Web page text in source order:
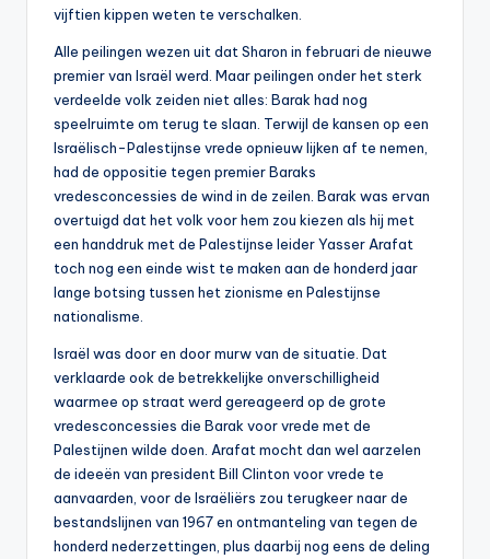
vijftien kippen weten te verschalken.
Alle peilingen wezen uit dat Sharon in februari de nieuwe
premier van Israël werd. Maar peilingen onder het sterk
verdeelde volk zeiden niet alles: Barak had nog
speelruimte om terug te slaan. Terwijl de kansen op een
Israëlisch-Palestijnse vrede opnieuw lijken af te nemen,
had de oppositie tegen premier Baraks
vredesconcessies de wind in de zeilen. Barak was ervan
overtuigd dat het volk voor hem zou kiezen als hij met
een handdruk met de Palestijnse leider Yasser Arafat
toch nog een einde wist te maken aan de honderd jaar
lange botsing tussen het zionisme en Palestijnse
nationalisme.
Israël was door en door murw van de situatie. Dat
verklaarde ook de betrekkelijke onverschilligheid
waarmee op straat werd gereageerd op de grote
vredesconcessies die Barak voor vrede met de
Palestijnen wilde doen. Arafat mocht dan wel aarzelen
de ideeën van president Bill Clinton voor vrede te
aanvaarden, voor de Israëliërs zou terugkeer naar de
bestandslijnen van 1967 en ontmanteling van tegen de
honderd nederzettingen, plus daarbij nog eens de deling